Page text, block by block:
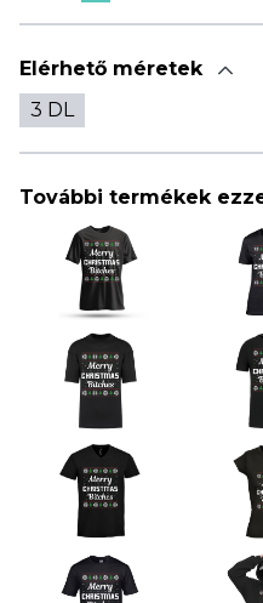
Elérhető méretek
3 DL
További termékek